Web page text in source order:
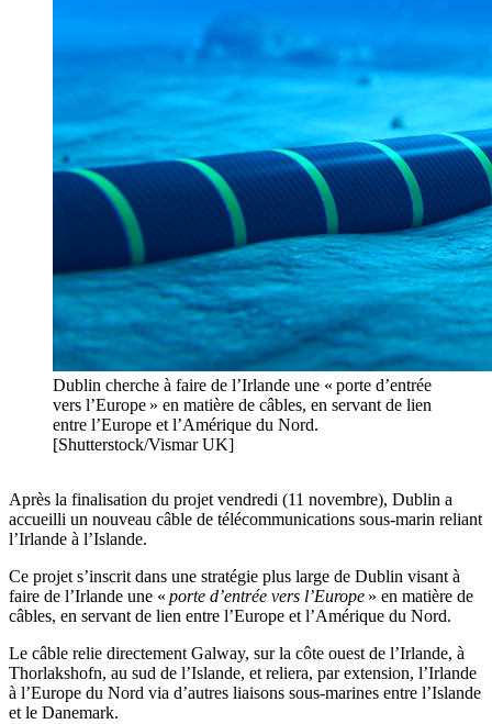
Dublin cherche à faire de l’Irlande une « porte d’entrée
vers l’Europe » en matière de câbles, en servant de lien
entre l’Europe et l’Amérique du Nord.
[Shutterstock/Vismar UK]
Après la finalisation du projet vendredi (11 novembre), Dublin a
accueilli un nouveau câble de télécommunications sous-marin reliant
l’Irlande à l’Islande.
Ce projet s’inscrit dans une stratégie plus large de Dublin visant à
faire de l’Irlande une « porte d’entrée vers l’Europe » en matière de
câbles, en servant de lien entre l’Europe et l’Amérique du Nord.
Le câble relie directement Galway, sur la côte ouest de l’Irlande, à
Thorlakshofn, au sud de l’Islande, et reliera, par extension, l’Irlande
à l’Europe du Nord via d’autres liaisons sous-marines entre l’Islande
et le Danemark.